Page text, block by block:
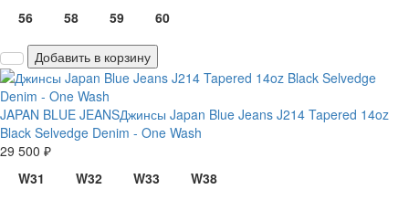
56
58 59 60
Добавить в корзину
JAPAN BLUE JEANSДжинсы Japan Blue Jeans J214 Tapered 14oz
Black Selvedge Denim - One Wash
29 500 ₽
W31
W32 W33 W38